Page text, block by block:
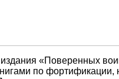
«Поверенных
по